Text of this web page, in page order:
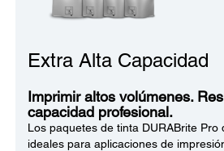
Extra Alta Capacidad
Imprimir altos volúmenes.
capacidad profesional.
Los paquetes de tinta DURABrite Pro
ideales para aplicaciones de